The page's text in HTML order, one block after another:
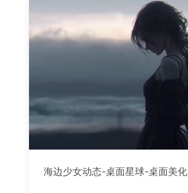
海边少女动态-桌面星球-桌面美化